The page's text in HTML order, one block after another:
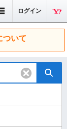
ログイン
ついて